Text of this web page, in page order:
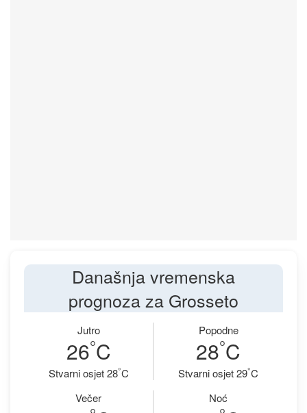
Današnja vremenska
prognoza za Grosseto
Jutro
26°C
Stvarni osjet 28°C
Popodne
28°C
Stvarni osjet 29°C
Večer
Noć